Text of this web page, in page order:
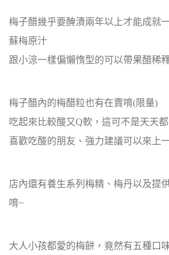
梅子醋幾乎要醃漬兩年以上才能成就
蘇梅原汁
跟小涼一樣偏懶惰型的可以帶果醋稀
梅子醋內的梅醋粒也有在賣唷(限量)
吃起來比較酸又Q軟，這可不是天天
喜歡吃酸的朋友、強力建議可以來上
店內還有養生系列梅精、梅丹以及提
唷~
大人小孩都愛的梅餅，竟然有五種口